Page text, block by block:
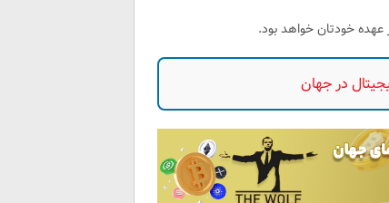
خودتان خواهد بود.